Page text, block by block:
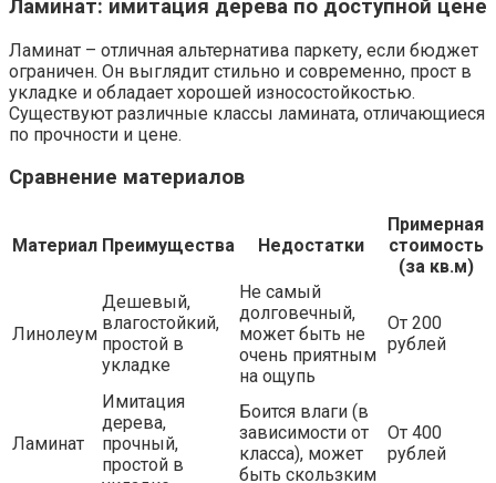
Ламинат: имитация дерева по доступной цене
Ламинат – отличная альтернатива паркету, если бюджет
ограничен. Он выглядит стильно и современно, прост в
укладке и обладает хорошей износостойкостью.
Существуют различные классы ламината, отличающиеся
по прочности и цене.
Сравнение материалов
Материал Преимущества Недостатки
Примерная
стоимость
(за кв.м)
Линолеум
Дешевый,
влагостойкий,
простой в
укладке
Не самый
долговечный,
может быть не
очень приятным
на ощупь
От 200
рублей
Ламинат
Имитация
дерева,
прочный,
простой в
Боится влаги (в
зависимости от
класса), может
быть скользким
От 400
рублей